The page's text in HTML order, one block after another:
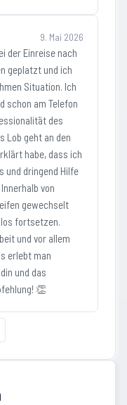
9. Mai 2026
der Einreise nach
geplatzt und ich
Situation. Ich
schon am Telefon
des
Lob geht an den
habe, dass ich
und dringend Hilfe
von
gewechselt
fortsetzen.
und vor allem
erlebt man
und das
👏